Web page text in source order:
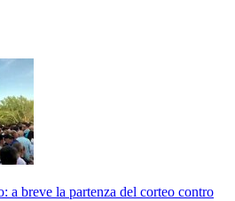
breve la partenza del corteo contro